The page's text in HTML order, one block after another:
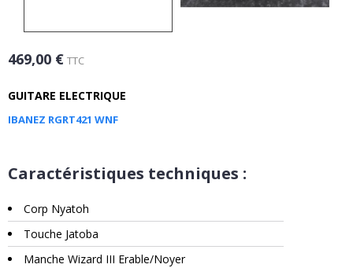
469,00 € TTC
GUITARE ELECTRIQUE
IBANEZ RGRT421 WNF
Caractéristiques techniques :
Corp Nyatoh
Touche Jatoba
Manche Wizard III Erable/Noyer